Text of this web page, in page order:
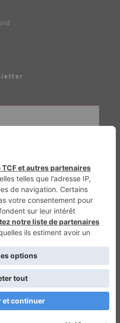
Permis VTTAE.fr FullAttack
en haut
duGroupe CPPRESSE